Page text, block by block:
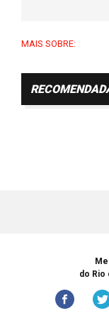
MAIS SOBRE:
do Rio